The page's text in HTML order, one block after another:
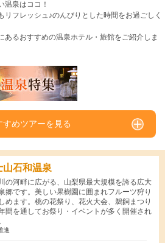
温泉はココ！
フレッシュ♪のんびりとした時間をお過ごしく
あるおすすめの温泉ホテル・旅館をご紹介しま
すめツアーを見る
山石和温泉
の河畔に広がる、山梨県最大規模を誇る広大
郷です。美しい果樹園に囲まれフルーツ狩り
めます。桃の花祭り、花火大会、鵜飼まつり
間を通してお祭り・イベントが多く開催され
進